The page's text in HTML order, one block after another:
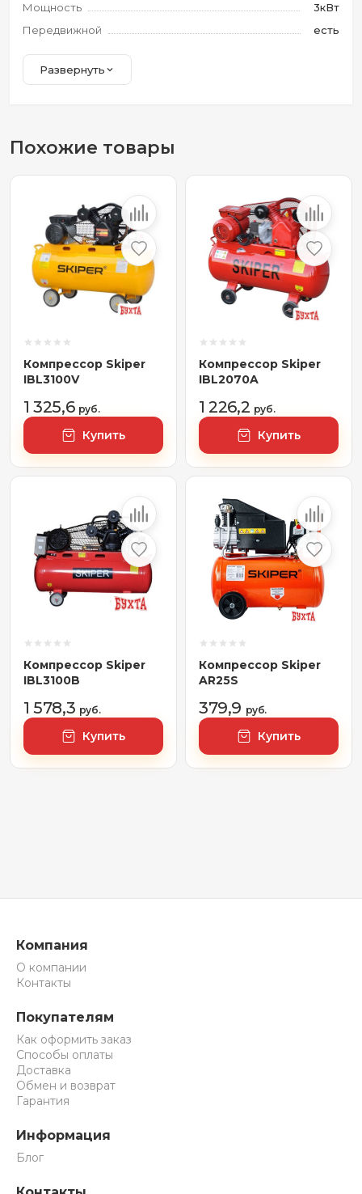
Мощность
3кВт
Передвижной
есть
Развернуть
Похожие товары
Компрессор Skiper
IBL3100V
1 325,6 руб.
Купить
Компрессор Skiper
IBL2070A
1 226,2 руб.
Купить
Компрессор Skiper
IBL3100B
1 578,3 руб.
Купить
Компрессор Skiper
AR25S
379,9 руб.
Купить
Компания
О компании
Контакты
Покупателям
Как оформить заказ
Способы оплаты
Доставка
Обмен и возврат
Гарантия
Информация
Блог